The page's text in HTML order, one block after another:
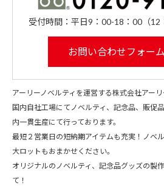
受付時間：平日9：00-18：00（12
お問い合わせフォー
アーリーノベルティを運営する株式会社アー
国内自社工場にてノベルティ、記念品、販促
内一貫生産にて行っております。
最短２営業日の短納期アイテムも充実！ノベ
大ロットもおまかせください。
オリジナルのノベルティ、記念品グッズの製
て！